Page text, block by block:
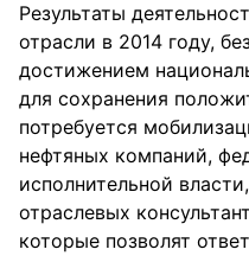
Рез⁪ультаты
от⁪расли в 2014 год⁪у,
достижением
для сох⁪ранения
пот⁪реб⁪уется
нефтяных компаний,
исполнительной
от⁪раслевых
кото⁪рые позволят